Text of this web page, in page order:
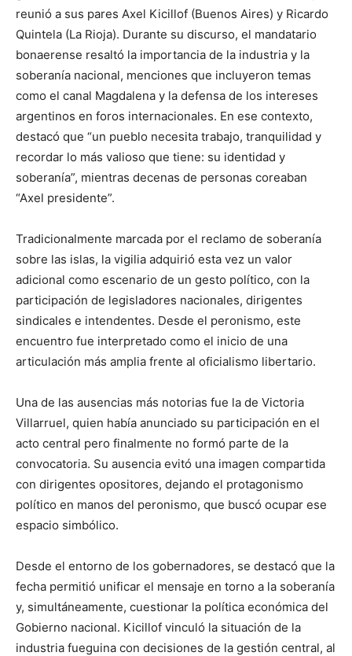
reunió a sus pares Axel Kicillof (Buenos Aires) y Ricardo
Quintela (La Rioja). Durante su discurso, el mandatario
bonaerense resaltó la importancia de la industria y la
soberanía nacional, menciones que incluyeron temas
como el canal Magdalena y la defensa de los intereses
argentinos en foros internacionales. En ese contexto,
destacó que “un pueblo necesita trabajo, tranquilidad y
recordar lo más valioso que tiene: su identidad y
soberanía”, mientras decenas de personas coreaban
“Axel presidente”.
Tradicionalmente marcada por el reclamo de soberanía
sobre las islas, la vigilia adquirió esta vez un valor
adicional como escenario de un gesto político, con la
participación de legisladores nacionales, dirigentes
sindicales e intendentes. Desde el peronismo, este
encuentro fue interpretado como el inicio de una
articulación más amplia frente al oficialismo libertario.
Una de las ausencias más notorias fue la de Victoria
Villarruel, quien había anunciado su participación en el
acto central pero finalmente no formó parte de la
convocatoria. Su ausencia evitó una imagen compartida
con dirigentes opositores, dejando el protagonismo
político en manos del peronismo, que buscó ocupar ese
espacio simbólico.
Desde el entorno de los gobernadores, se destacó que la
fecha permitió unificar el mensaje en torno a la soberanía
y, simultáneamente, cuestionar la política económica del
Gobierno nacional. Kicillof vinculó la situación de la
industria fueguina con decisiones de la gestión central, al